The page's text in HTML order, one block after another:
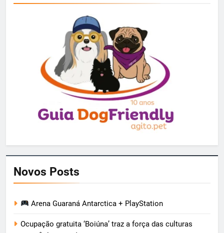
Novos Posts
Arena Guaraná Antarctica + PlayStation
Ocupação gratuita ‘Boiúna’ traz a força das culturas